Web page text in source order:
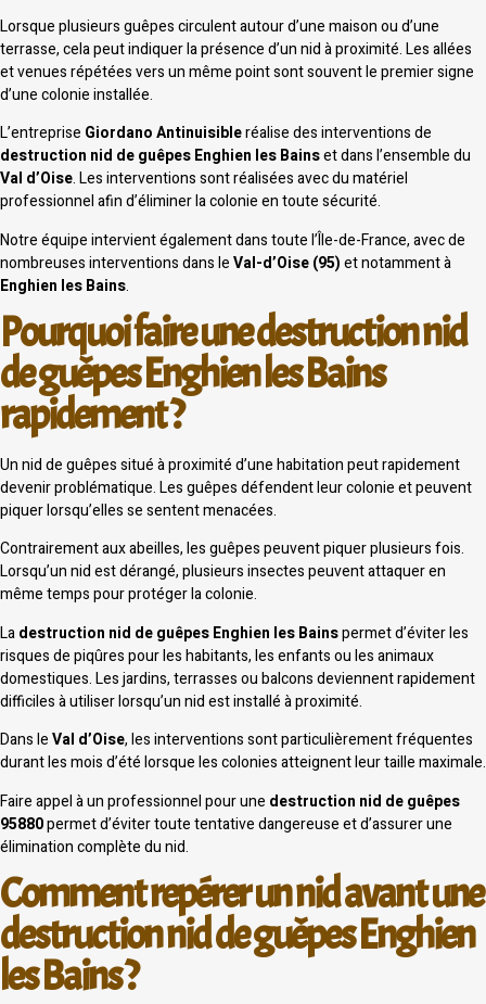
Lorsque plusieurs guêpes circulent autour d’une maison ou d’une
terrasse, cela peut indiquer la présence d’un nid à proximité. Les allées
et venues répétées vers un même point sont souvent le premier signe
d’une colonie installée.
L’entreprise Giordano Antinuisibleréalise des interventions de
destruction nid de guêpes Enghien les Bainset dans l’ensemble du
Val d’Oise. Les interventions sont réalisées avec du matériel
professionnel afin d’éliminer la colonie en toute sécurité.
Notre équipe intervient également dans toute l’Île-de-France, avec de
nombreuses interventions dans leVal-d’Oise (95)et notamment à
Enghien les Bains.
Pourquoi faire une destruction nid
de guêpes Enghien les Bains
rapidement ?
Un nid de guêpes situé à proximité d’une habitation peut rapidement
devenir problématique. Les guêpes défendent leur colonie et peuvent
piquer lorsqu’elles se sentent menacées.
Contrairement aux abeilles, les guêpes peuvent piquer plusieurs fois.
Lorsqu’un nid est dérangé, plusieurs insectes peuvent attaquer en
même temps pour protéger la colonie.
Ladestruction nid de guêpes Enghien les Bainspermet d’éviter les
risques de piqûres pour les habitants, les enfants ou les animaux
domestiques. Les jardins, terrasses ou balcons deviennent rapidement
difficiles à utiliser lorsqu’un nid est installé à proximité.
Dans leVal d’Oise, les interventions sont particulièrement fréquentes
durant les mois d’été lorsque les colonies atteignent leur taille maximale.
Faire appel à un professionnel pour une destruction nid de guêpes
95880permet d’éviter toute tentative dangereuse et d’assurer une
élimination complète du nid.
Comment repérer un nid avant une
destruction nid de guêpes Enghien
les Bains ?